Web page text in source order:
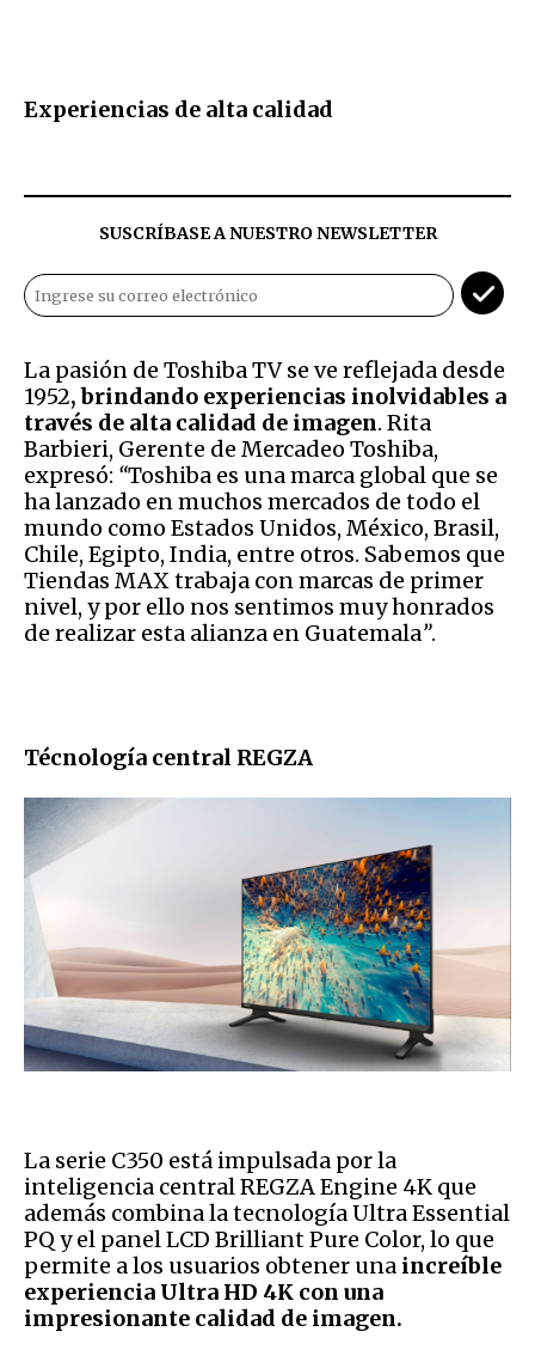
Experiencias de alta calidad
SUSCRÍBASE A NUESTRO NEWSLETTER
La pasión de Toshiba TV se ve reflejada desde
1952, brindando experiencias inolvidables a
través de alta calidad de imagen. Rita
Barbieri, Gerente de Mercadeo Toshiba,
expresó: “Toshiba es una marca global que se
ha lanzado en muchos mercados de todo el
mundo como Estados Unidos, México, Brasil,
Chile, Egipto, India, entre otros. Sabemos que
Tiendas MAX trabaja con marcas de primer
nivel, y por ello nos sentimos muy honrados
de realizar esta alianza en Guatemala”.
Técnología central REGZA
La serie C350 está impulsada por la
inteligencia central REGZA Engine 4K que
además combina la tecnología Ultra Essential
PQ y el panel LCD Brilliant Pure Color, lo que
permite a los usuarios obtener una increíble
experiencia Ultra HD 4K con una
impresionante calidad de imagen.